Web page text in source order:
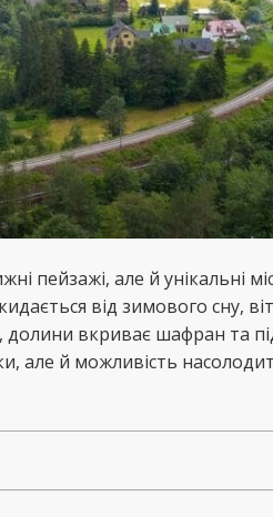
пейзажі, але й унікальні
від зимового сну,
долини вкриває шафран та
але й можливість